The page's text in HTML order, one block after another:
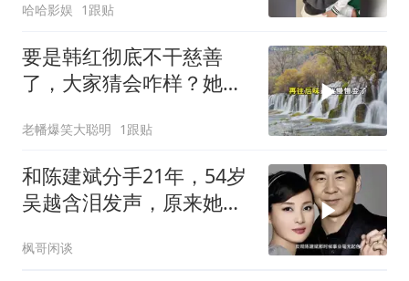
哈哈影娱 1跟贴
要是韩红彻底不干慈善
了，大家猜会咋样？她多
老幡爆笑大聪明 1跟贴
和陈建斌分手21年，54岁
吴越含泪发声，原来她和
枫哥闲谈